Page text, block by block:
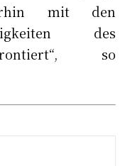
mit den
des
so